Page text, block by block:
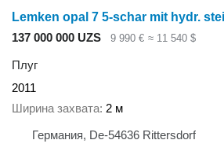
Lemken opal 7 5-schar mit hydr.
137 000 000 UZS
9 990 € ≈ 11 540 $
Плуг
2011
Ширина захвата 2 м
Германия, De-54636 Rittersdorf